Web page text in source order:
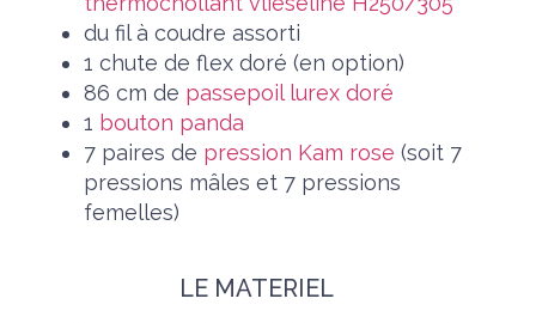
du fil à coudre assorti
1 chute de flex doré (en option)
86 cm de passepoil lurex doré
1 bouton panda
7 paires de pression Kam rose (soit 7
pressions mâles et 7 pressions
femelles)
LE MATERIEL